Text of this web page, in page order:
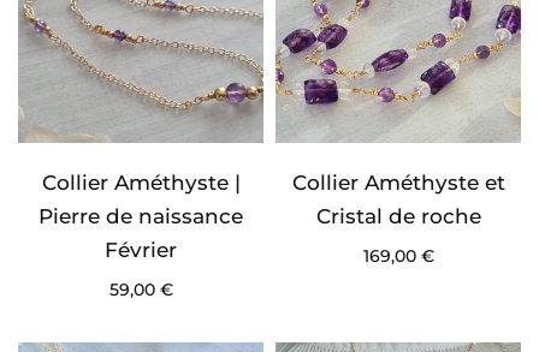
Collier Améthyste |
Pierre de naissance
Février
59,00 €
Collier Améthyste et
Cristal de roche
169,00 €